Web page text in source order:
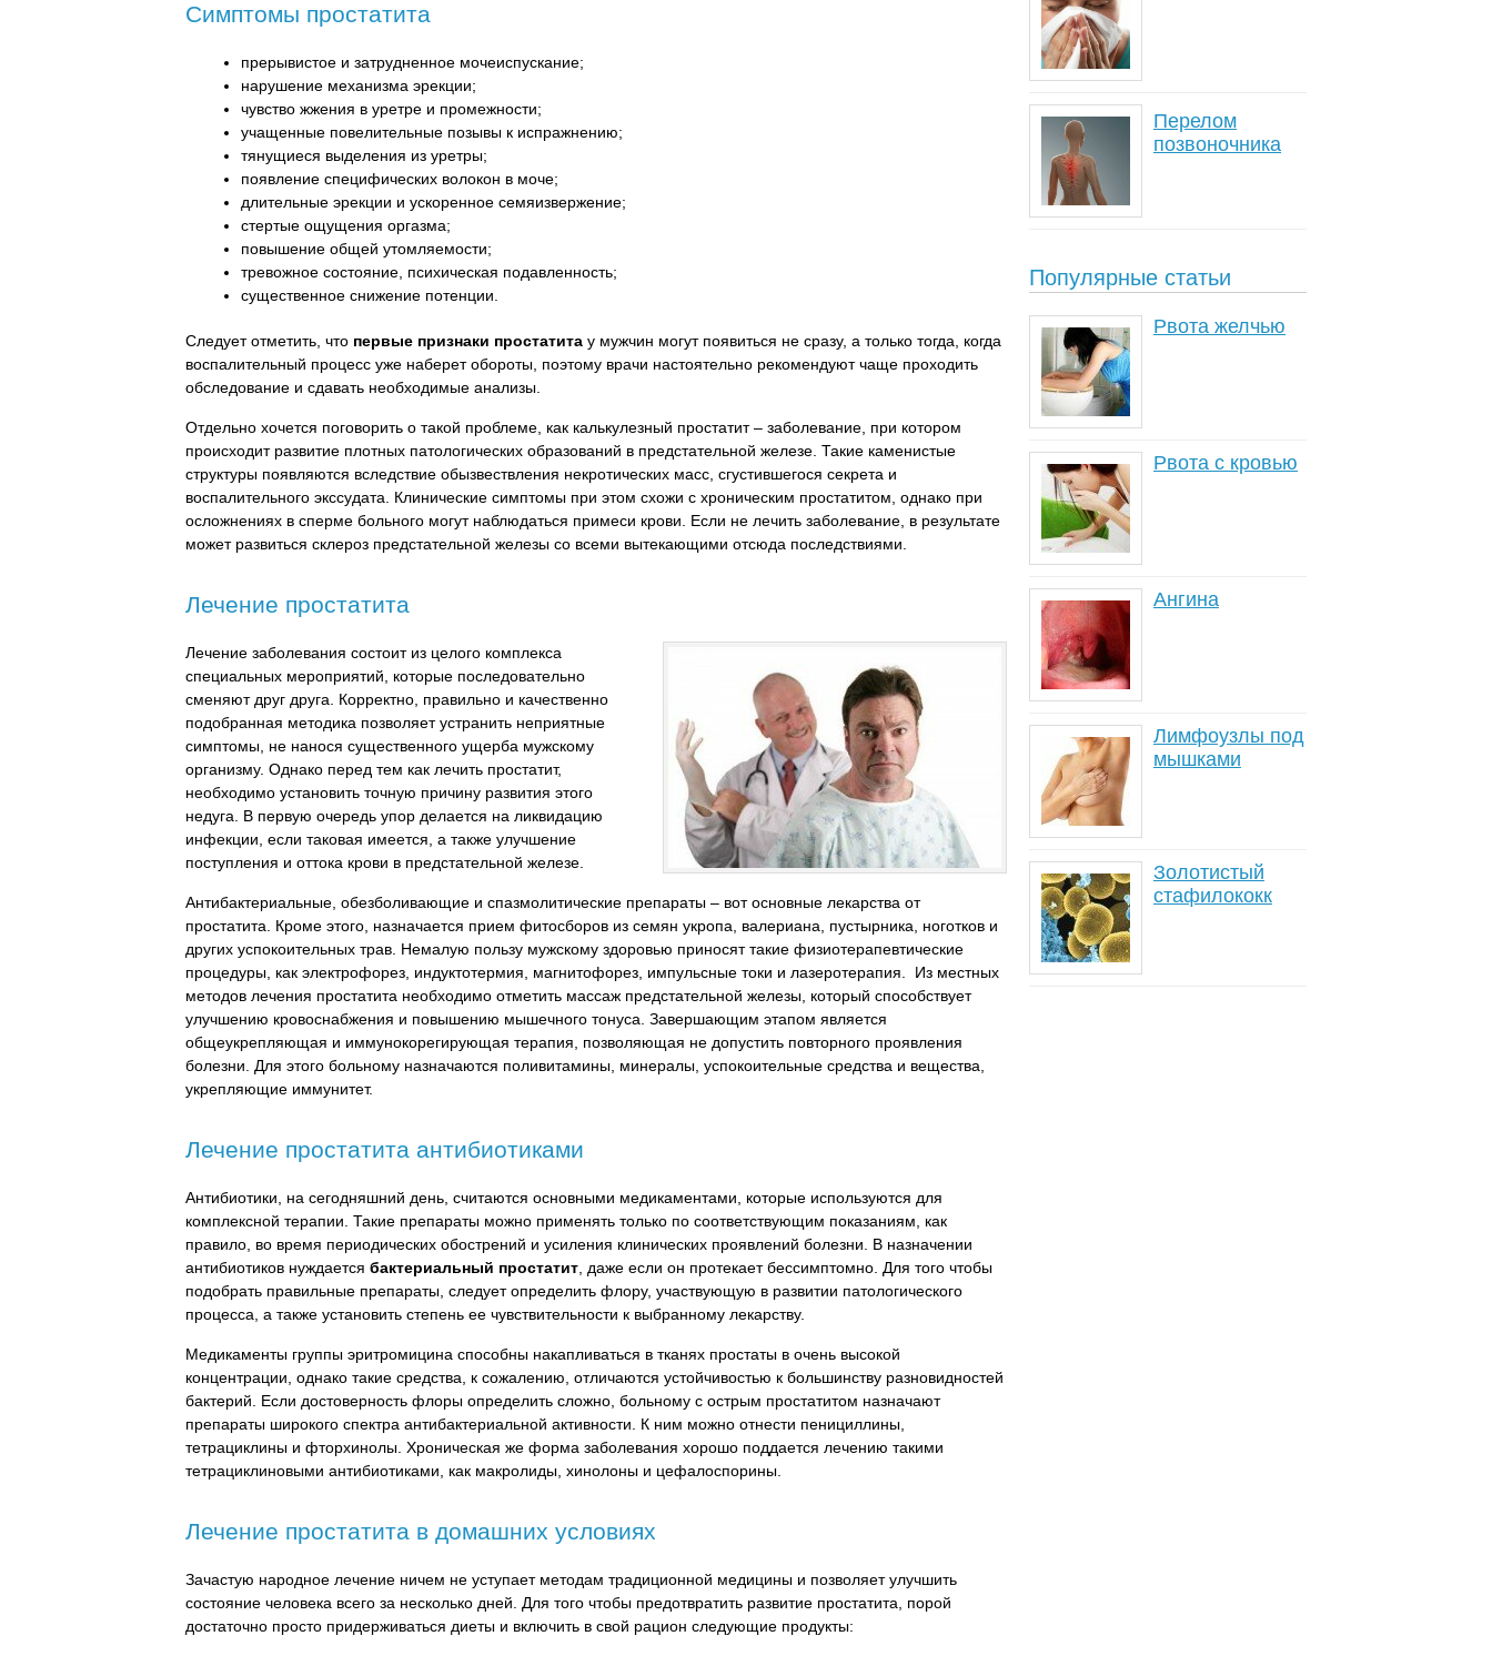
Симптомы простатита
прерывистое и затрудненное мочеиспускание;
нарушение механизма эрекции;
чувство жжения в уретре и промежности;
учащенные повелительные позывы к испражнению;
тянущиеся выделения из уретры;
появление специфических волокон в моче;
длительные эрекции и ускоренное семяизвержение;
стертые ощущения оргазма;
повышение общей утомляемости;
тревожное состояние, психическая подавленность;
существенное снижение потенции.
Следует отметить, что первые признаки простатита у мужчин могут появиться не сразу, а только тогда, когда
воспалительный процесс уже наберет обороты, поэтому врачи настоятельно рекомендуют чаще проходить
обследование и сдавать необходимые анализы.
Отдельно хочется поговорить о такой проблеме, как калькулезный простатит – заболевание, при котором
происходит развитие плотных патологических образований в предстательной железе. Такие каменистые
структуры появляются вследствие обызвествления некротических масс, сгустившегося секрета и
воспалительного экссудата. Клинические симптомы при этом схожи с хроническим простатитом, однако при
осложнениях в сперме больного могут наблюдаться примеси крови. Если не лечить заболевание, в результате
может развиться склероз предстательной железы со всеми вытекающими отсюда последствиями.
Лечение простатита
Лечение заболевания состоит из целого комплекса
специальных мероприятий, которые последовательно
сменяют друг друга. Корректно, правильно и качественно
подобранная методика позволяет устранить неприятные
симптомы, не нанося существенного ущерба мужскому
организму. Однако перед тем как лечить простатит,
необходимо установить точную причину развития этого
недуга. В первую очередь упор делается на ликвидацию
инфекции, если таковая имеется, а также улучшение
поступления и оттока крови в предстательной железе.
Антибактериальные, обезболивающие и спазмолитические препараты – вот основные лекарства от
простатита. Кроме этого, назначается прием фитосборов из семян укропа, валериана, пустырника, ноготков и
других успокоительных трав. Немалую пользу мужскому здоровью приносят такие физиотерапевтические
процедуры, как электрофорез, индуктотермия, магнитофорез, импульсные токи и лазеротерапия. Из местных
методов лечения простатита необходимо отметить массаж предстательной железы, который способствует
улучшению кровоснабжения и повышению мышечного тонуса. Завершающим этапом является
общеукрепляющая и иммунокорегирующая терапия, позволяющая не допустить повторного проявления
болезни. Для этого больному назначаются поливитамины, минералы, успокоительные средства и вещества,
укрепляющие иммунитет.
Лечение простатита антибиотиками
Антибиотики, на сегодняшний день, считаются основными медикаментами, которые используются для
комплексной терапии. Такие препараты можно применять только по соответствующим показаниям, как
правило, во время периодических обострений и усиления клинических проявлений болезни. В назначении
антибиотиков нуждается бактериальный простатит , даже если он протекает бессимптомно. Для того чтобы
подобрать правильные препараты, следует определить флору, участвующую в развитии патологического
процесса, а также установить степень ее чувствительности к выбранному лекарству.
Медикаменты группы эритромицина способны накапливаться в тканях простаты в очень высокой
концентрации, однако такие средства, к сожалению, отличаются устойчивостью к большинству разновидностей
бактерий. Если достоверность флоры определить сложно, больному с острым простатитом назначают
препараты широкого спектра антибактериальной активности. К ним можно отнести пенициллины,
тетрациклины и фторхинолы. Хроническая же форма заболевания хорошо поддается лечению такими
тетрациклиновыми антибиотиками, как макролиды, хинолоны и цефалоспорины.
Лечение простатита в домашних условиях
Зачастую народное лечение ничем не уступает методам традиционной медицины и позволяет улучшить
состояние человека всего за несколько дней. Для того чтобы предотвратить развитие простатита, порой
достаточно просто придерживаться диеты и включить в свой рацион следующие продукты:
Перелом
позвоночника
Популярные статьи
Рвота желчью
Рвота с кровью
Ангина
Лимфоузлы под
мышками
Золотистый
стафилококк